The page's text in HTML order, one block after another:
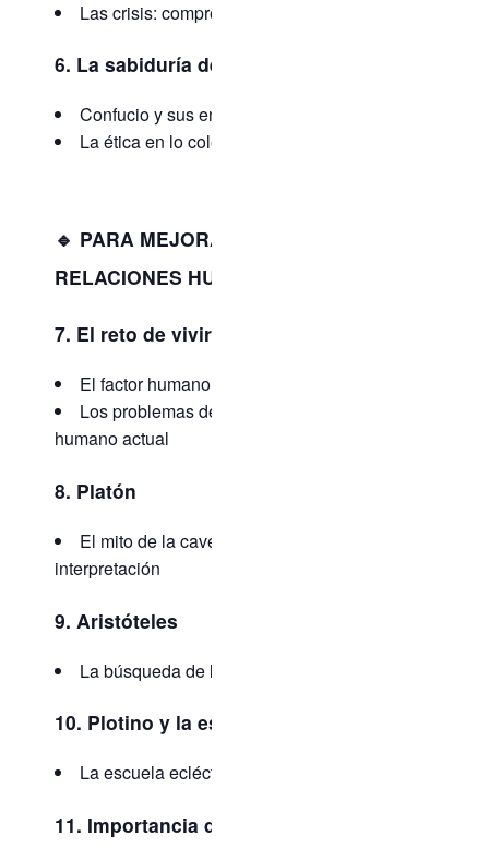
Las crisis: comprensión y superación
6. La sabiduría de China
Confucio y sus enseñanzas
La ética en lo colectivo
🔹 PARA MEJORAR LAS
RELACIONES HUMANAS:
7. El reto de vivir en sociedad
El factor humano
Los problemas del mundo y el ser
humano actual
8. Platón
El mito de la caverna: claves de
interpretación
9. Aristóteles
La búsqueda de la felicidad
10. Plotino y la escuela neoplatónica
La escuela ecléctica de Alejandría
11. Importancia de la educación